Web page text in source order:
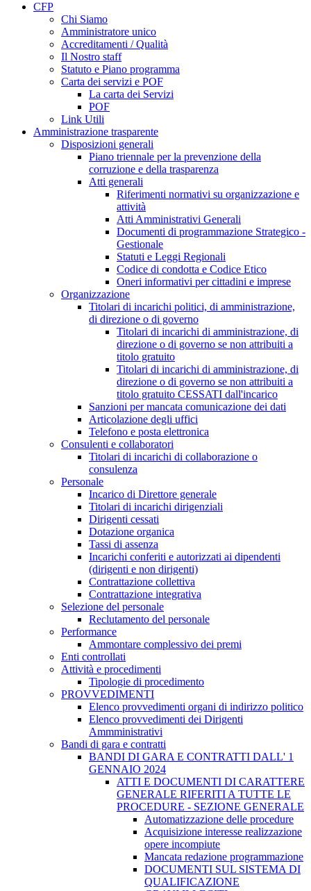
CFP
Chi Siamo
Amministratore unico
Accreditamenti / Qualità
Il Nostro staff
Statuto e Piano programma
Carta dei servizi e POF
La carta dei Servizi
POF
Link Utili
Amministrazione trasparente
Disposizioni generali
Piano triennale per la prevenzione della
corruzione e della trasparenza
Atti generali
Riferimenti normativi su organizzazione e
attività
Atti Amministrativi Generali
Documenti di programmazione Strategico -
Gestionale
Statuti e Leggi Regionali
Codice di condotta e Codice Etico
Oneri informativi per cittadini e imprese
Organizzazione
Titolari di incarichi politici, di amministrazione,
di direzione o di governo
Titolari di incarichi di amministrazione, di
direzione o di governo se non attribuiti a
titolo gratuito
Titolari di incarichi di amministrazione, di
direzione o di governo se non attribuiti a
titolo gratuito CESSATI dall'incarico
Sanzioni per mancata comunicazione dei dati
Articolazione degli uffici
Telefono e posta elettronica
Consulenti e collaboratori
Titolari di incarichi di collaborazione o
consulenza
Personale
Incarico di Direttore generale
Titolari di incarichi dirigenziali
Dirigenti cessati
Dotazione organica
Tassi di assenza
Incarichi conferiti e autorizzati ai dipendenti
(dirigenti e non dirigenti)
Contrattazione collettiva
Contrattazione integrativa
Selezione del personale
Reclutamento del personale
Performance
Ammontare complessivo dei premi
Enti controllati
Attività e procedimenti
Tipologie di procedimento
PROVVEDIMENTI
Elenco provvedimenti organi di indirizzo politico
Elenco provvedimenti dei Dirigenti
Ammministrativi
Bandi di gara e contratti
BANDI DI GARA E CONTRATTI DALL' 1
GENNAIO 2024
ATTI E DOCUMENTI DI CARATTERE
GENERALE RIFERITI A TUTTE LE
PROCEDURE - SEZIONE GENERALE
Automatizzazione delle procedure
Acquisizione interesse realizzazione
opere incompiute
Mancata redazione programmazione
DOCUMENTI SUL SISTEMA DI
QUALIFICAZIONE